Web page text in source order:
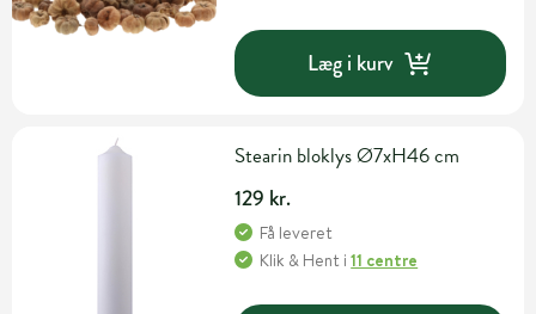
Læg i kurv
Stearin bloklys Ø7xH46 cm
129 kr.
Få leveret
Klik & Hent i11 centre